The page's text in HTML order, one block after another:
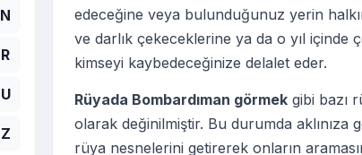
N
R
U
Z
edeceğine veya bulunduğunuz yerin
ve darlık çekeceklerine ya da o yıl içinde
kimseyi kaybedeceğinize delalet eder.
Rüyada Bombardıman görmek gibi bazı
olarak değinilmiştir. Bu durumda aklınıza
rüya nesnelerini getirerek onların